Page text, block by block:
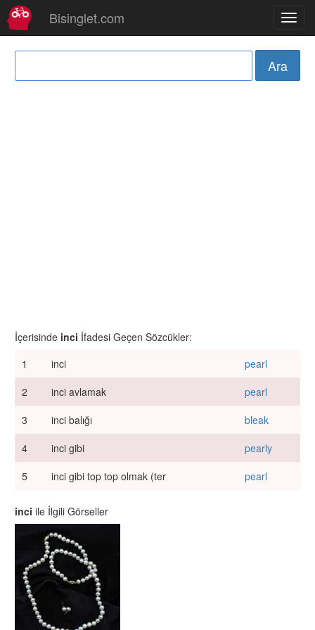
Bisinglet.com
İçerisinde inci İfadesi Geçen Sözcükler:
1
inci
pearl
2
inci avlamak
pearl
3
inci balığı
bleak
4
inci gibi
pearly
5
inci gibi top top olmak (ter pearl
inci ile İlgili Görseller